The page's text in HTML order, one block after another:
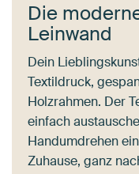
Die
Leinwand
Dein
Textildruck,
Holzrahmen. Der
einfach
Handumdrehen
Zuhause, ganz